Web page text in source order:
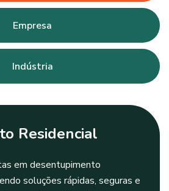
Empresa
Indústria
Residencial
em desentupimento
soluções rápidas, seguras e